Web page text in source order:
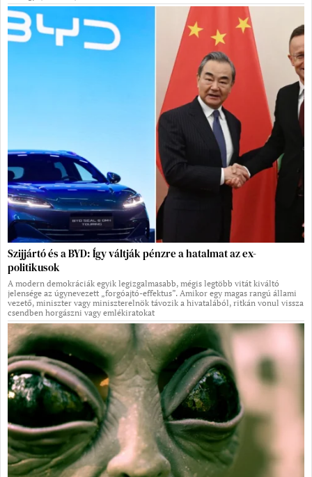
Szijjártó és a BYD: Így váltják pénzre a hatalmat az ex-
politikusok
A modern demokráciák egyik legizgalmasabb, mégis legtöbb vitát kiváltó
jelensége az úgynevezett „forgóajtó-effektus”. Amikor egy magas rangú állami
vezető, miniszter vagy miniszterelnök távozik a hivatalából, ritkán vonul vissza
csendben horgászni vagy emlékiratokat